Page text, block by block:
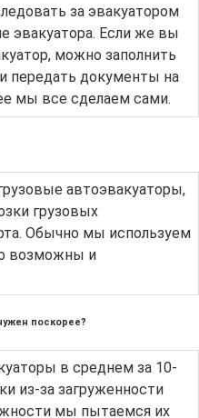
за эвакуатором
эвакуатора. Если же вы
можно заполнить
передать документы на
мы все сделаем сами.
автоэвакуаторы,
грузовых
Обычно мы используем
возможны и
поскорее?
в среднем за 10-
из-за загруженности
мы пытаемся их